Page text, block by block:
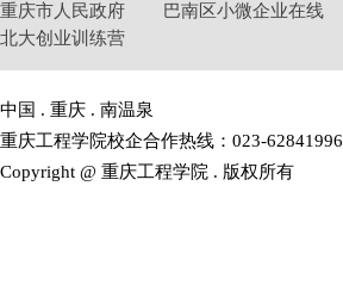
重庆市人民政府
巴南区小微企业在线
北大创业训练营
中国 . 重庆 . 南温泉
重庆工程学院校企合作热线：023-62841996
Copyright @ 重庆工程学院 . 版权所有